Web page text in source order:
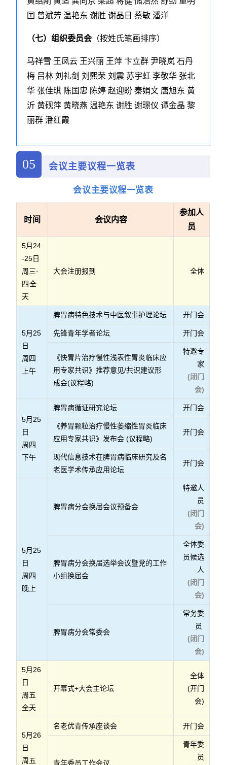
囯 曾斌芳 温艳东 谢胜 谢晶日 蔡敏 潘洋
（七）组织委员会 （按姓氏笔画排序）
马祥雪 王凤云 王兴丽 王萍 卞立群 尹晓岚 石丹
梅 吕林 刘礼剑 刘熙荣 刘震 苏宇虹 李敬华 张北
华 张佳琪 陈国忠 陈婷 赵迎盼 秦娟文 唐旭东 黄
沂 黄砚萍 黄晓燕 温艳东 谢胜 谢璟仪 谭金晶 黎
丽群 潘红霞
05 会议主要议程一览表
会议主要议程一览表
时间 会议内容
参加人
员
5月24
-25日
周三-
四全
天
大会注册报到 全体
5月25
日
周四
上午
脾胃病特色技术与中医叙事护理论坛 开门会
先锋青年学者论坛 开门会
《快胃片治疗慢性浅表性胃炎临床应
用专家共识》推荐意见/共识建议形
成会(议程略)
特邀专
家
(闭门
会)
5月25
日
周四
下午
脾胃病循证研究论坛 开门会
《养胃颗粒治疗慢性萎缩性胃炎临床
应用专家共识》发布会 (议程略)
开门会
现代信息技术在脾胃病临床研究及名
老医学术传承应用论坛
开门会
5月25
日
周四
晚上
脾胃病分会换届会议预备会
特邀人
员
(闭门
会)
脾胃病分会换届选举会议暨党的工作
小组换届会
全体委
员候选
人
(闭门
会)
脾胃病分会常委会
常务委
员
(闭门
会)
5月26
日
周五
全天
开幕式+大会主论坛
全体
(开门
会)
5月26
日
周五
名老优青传承座谈会 开门会
青年委员工作会议
青年委
员